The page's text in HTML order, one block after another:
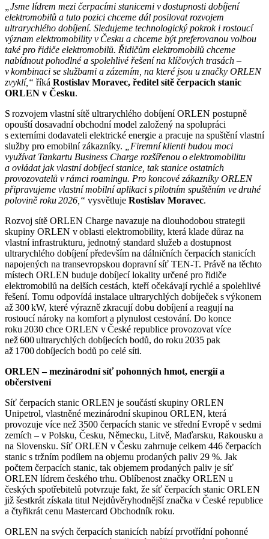
„Jsme lídrem mezi čerpacími stanicemi v dostupnosti dobíjení
elektromobilů a tuto pozici chceme dál posilovat rozvojem
ultrarychlého dobíjení. Sledujeme technologický pokrok i rostoucí
význam elektromobility v Česku a chceme být preferovanou volbou
také pro řidiče elektromobilů. Řidičům elektromobilů chceme
nabídnout pohodlné a spolehlivé řešení na klíčových trasách –
v kombinaci se službami a zázemím, na které jsou u značky ORLEN
zvyklí,“ říká Rostislav Moravec, ředitel sítě čerpacích stanic
ORLEN v Česku.
S rozvojem vlastní sítě ultrarychlého dobíjení ORLEN postupně
opouští dosavadní obchodní model založený na spolupráci
s externími dodavateli elektrické energie a pracuje na spuštění vlastní
služby pro emobilní zákazníky.
„Firemní klienti budou moci
využívat Tankartu Business Charge rozšířenou o elektromobilitu
a ovládat jak vlastní dobíjecí stanice, tak stanice ostatních
provozovatelů v rámci roamingu. Pro koncové zákazníky ORLEN
připravujeme vlastní mobilní aplikaci s pilotním spuštěním ve druhé
polovině roku 2026,“ vysvětluje Rostislav Moravec.
Rozvoj sítě ORLEN Charge navazuje na dlouhodobou strategii
skupiny ORLEN v oblasti elektromobility, která klade důraz na
vlastní infrastrukturu, jednotný standard služeb a dostupnost
ultrarychlého dobíjení především na dálničních čerpacích stanicích
napojených na transevropskou dopravní síť TEN‑T. Právě na těchto
místech ORLEN buduje dobíjecí lokality určené pro řidiče
elektromobilů na delších cestách, kteří očekávají rychlé a spolehlivé
řešení. Tomu odpovídá instalace ultrarychlých dobíječek s výkonem
až 300 kW, které výrazně zkracují dobu dobíjení a reagují na
rostoucí nároky na komfort a plynulost cestování. Do konce
roku 2030 chce ORLEN v České republice provozovat více
než 600 ultrarychlých dobíjecích bodů, do roku 2035 pak
až 1700 dobíjecích bodů po celé síti.
ORLEN – mezinárodní síť pohonných hmot, energií a
občerstvení
Síť čerpacích stanic ORLEN je součástí skupiny ORLEN
Unipetrol, vlastněné mezinárodní skupinou ORLEN, která
provozuje více než 3500 čerpacích stanic ve střední Evropě v sedmi
zemích – v Polsku, Česku, Německu, Litvě, Maďarsku, Rakousku a
na Slovensku. Síť ORLEN v Česku zahrnuje celkem 446 čerpacích
stanic s tržním podílem na objemu prodaných paliv 29 %. Jak
počtem čerpacích stanic, tak objemem prodaných paliv je síť
ORLEN lídrem českého trhu. Oblíbenost značky ORLEN u
českých spotřebitelů potvrzuje fakt, že síť čerpacích stanic ORLEN
již šestkrát získala titul Nejdůvěryhodnější značka v České republice
a čtyřikrát cenu Mastercard Obchodník roku.
ORLEN na svých čerpacích stanicích nabízí prvotřídní pohonné